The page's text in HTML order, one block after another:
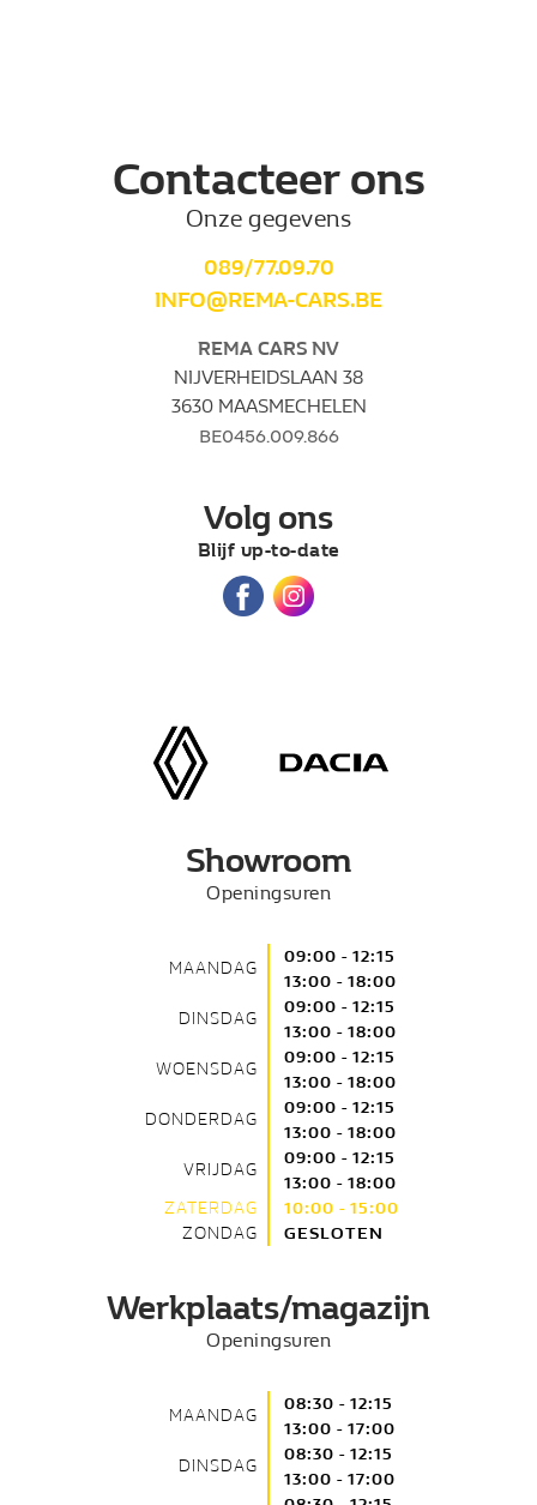
Contacteer ons
Onze gegevens
089/77.09.70
INFO@REMA-CARS.BE
REMA CARS NV
NIJVERHEIDSLAAN 38
3630 MAASMECHELEN
BE0456.009.866
Volg ons
Blijf up-to-date
Showroom
Openingsuren
MAANDAG
09:00 - 12:15
13:00 - 18:00
DINSDAG
09:00 - 12:15
13:00 - 18:00
WOENSDAG
09:00 - 12:15
13:00 - 18:00
DONDERDAG
09:00 - 12:15
13:00 - 18:00
VRIJDAG
09:00 - 12:15
13:00 - 18:00
ZATERDAG
10:00 - 15:00
ZONDAG
GESLOTEN
Werkplaats/magazijn
Openingsuren
MAANDAG
08:30 - 12:15
13:00 - 17:00
DINSDAG
08:30 - 12:15
13:00 - 17:00